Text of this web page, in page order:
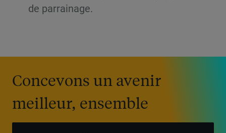
de parrainage.
Concevons un avenir
meilleur, ensemble